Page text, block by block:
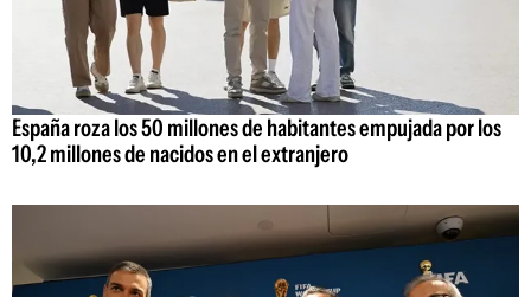
España roza los 50 millones de habitantes empujada por los
10,2 millones de nacidos en el extranjero